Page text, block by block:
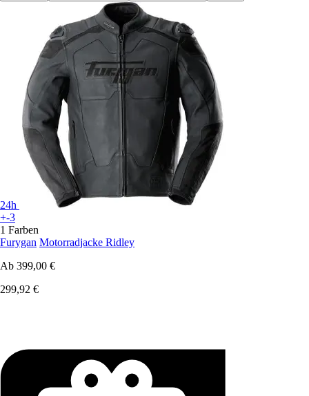
24h
+-3
1 Farben
Furygan Motorradjacke Ridley
Ab 399,00 €
299,92 €